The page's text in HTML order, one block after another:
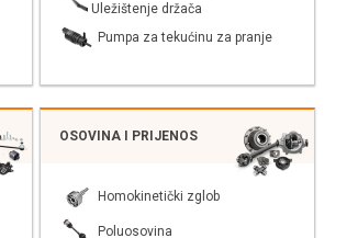
Uležištenje držača
Pumpa za tekućinu za pranje
OSOVINA I PRIJENOS
Homokinetički zglob
Poluosovina